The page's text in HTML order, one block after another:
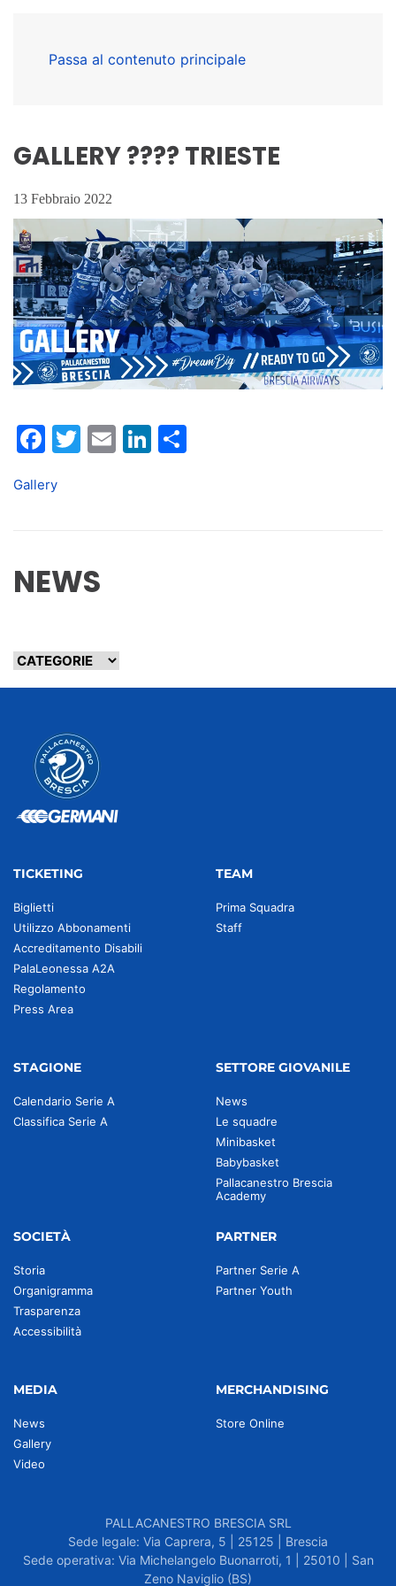
Passa al contenuto principale
GALLERY ???? TRIESTE
13 Febbraio 2022
Facebook
Twitter
EmailLinkedIn
Gallery
NEWS
TICKETING
Biglietti
Utilizzo Abbonamenti
Accreditamento Disabili
PalaLeonessa A2A
Regolamento
Press Area
TEAM
Prima Squadra
Staff
STAGIONE
Calendario Serie A
Classifica Serie A
SETTORE GIOVANILE
News
Le squadre
Minibasket
Babybasket
Pallacanestro Brescia
Academy
SOCIETÀ
Storia
Organigramma
Trasparenza
Accessibilità
PARTNER
Partner Serie A
Partner Youth
MEDIA
News
Gallery
Video
MERCHANDISING
Store Online
PALLACANESTRO BRESCIA SRL
Sede legale: Via Caprera, 5 | 25125 | Brescia
Sede operativa: Via Michelangelo Buonarroti, 1 | 25010 | San
Zeno Naviglio (BS)